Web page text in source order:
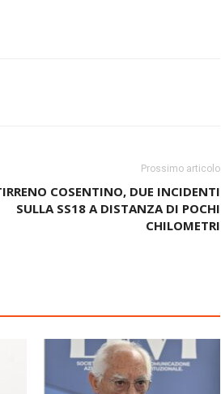
Prossimo articolo
COSENTINO, DUE INCIDENTI
SULLA SS18 A DISTANZA DI POCHI
CHILOMETRI